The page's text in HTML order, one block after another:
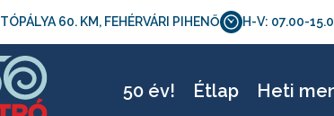
60. KM, FEHÉRVÁRI PIHENŐ H-V: 07.00-
50 év! Étlap Heti